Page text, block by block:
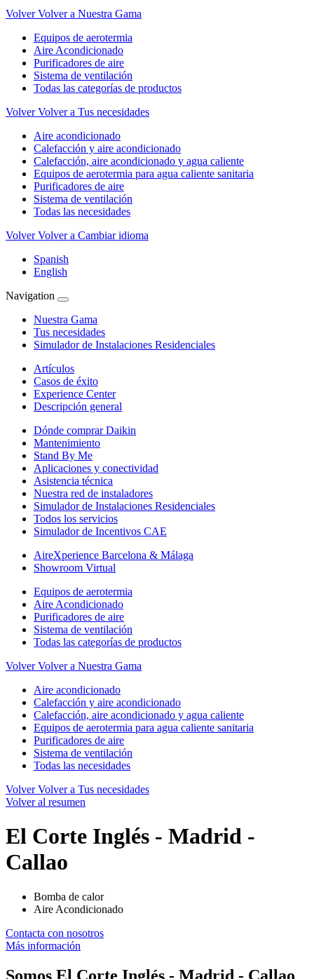
Volver Volver a Nuestra Gama
Equipos de aerotermia
Aire Acondicionado
Purificadores de aire
Sistema de ventilación
Todas las categorías de productos
Volver Volver a Tus necesidades
Aire acondicionado
Calefacción y aire acondicionado
Calefacción, aire acondicionado y agua caliente
Equipos de aerotermia para agua caliente sanitaria
Purificadores de aire
Sistema de ventilación
Todas las necesidades
Volver Volver a Cambiar idioma
Spanish
English
Navigation
Nuestra Gama
Tus necesidades
Simulador de Instalaciones Residenciales
Artículos
Casos de éxito
Experience Center
Descripción general
Dónde comprar Daikin
Mantenimiento
Stand By Me
Aplicaciones y conectividad
Asistencia técnica
Nuestra red de instaladores
Simulador de Instalaciones Residenciales
Todos los servicios
Simulador de Incentivos CAE
AireXperience Barcelona & Málaga
Showroom Virtual
Equipos de aerotermia
Aire Acondicionado
Purificadores de aire
Sistema de ventilación
Todas las categorías de productos
Volver Volver a Nuestra Gama
Aire acondicionado
Calefacción y aire acondicionado
Calefacción, aire acondicionado y agua caliente
Equipos de aerotermia para agua caliente sanitaria
Purificadores de aire
Sistema de ventilación
Todas las necesidades
Volver Volver a Tus necesidades
Volver al resumen
El Corte Inglés - Madrid -
Callao
Bomba de calor
Aire Acondicionado
Contacta con nosotros
Más información
Somos El Corte Inglés - Madrid - Callao